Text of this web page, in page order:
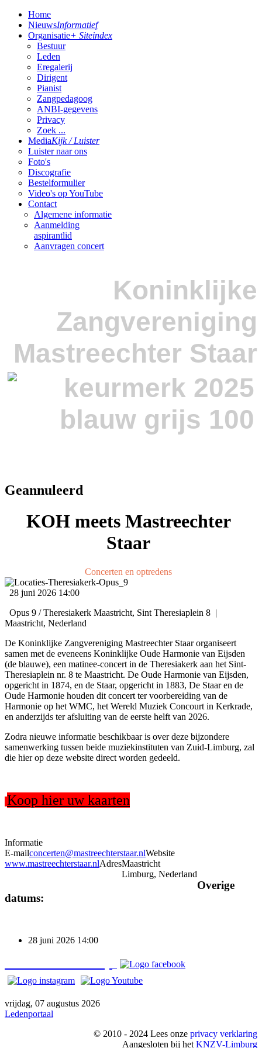
Home
NieuwsInformatief
Organisatie+ Siteindex
Bestuur
Leden
Eregalerij
Dirigent
Pianist
Zangpedagoog
ANBI-gegevens
Privacy
Zoek ...
MediaKijk / Luister
Luister naar ons
Foto's
Discografie
Bestelformulier
Video's op YouTube
Contact
Algemene informatie
Aanmelding
aspirantlid
Aanvragen concert
Koninklijke
Zangvereniging
Mastreechter Staar
Geannuleerd
KOH meets Mastreechter
Staar
Concerten en optredens
28 juni 2026 14:00
Opus 9 / Theresiakerk Maastricht, Sint Theresiaplein 8 |
Maastricht, Nederland
De Koninklijke Zangvereniging Mastreechter Staar organiseert
samen met de eveneens Koninklijke Oude Harmonie van Eijsden
(de blauwe), een matinee-concert in de Theresiakerk aan het Sint-
Theresiaplein nr. 8 te Maastricht. De Oude Harmonie van Eijsden,
opgericht in 1874, en de Staar, opgericht in 1883, De Staar en de
Oude Harmonie houden dit concert ter voorbereiding van de
Harmonie op het WMC, het Wereld Muziek Concourt in Kerkrade,
en anderzijds ter afsluiting van de eerste helft van 2026.
Zodra nieuwe informatie beschikbaar is over deze bijzondere
samenwerking tussen beide muziekinstituten van Zuid-Limburg, zal
die hier op deze website direct worden gedeeld.
Koop hier uw kaarten
Informatie
E-mailconcerten@mastreechterstaar.nlWebsite
www.mastreechterstaar.nlAdresMaastricht
Limburg, Nederland
Overige
datums:
28 juni 2026 14:00
vrijdag, 07 augustus 2026
Ledenportaal
© 2010 - 2024 Lees onze privacy verklaring
Aangesloten bij het KNZV-Limburg